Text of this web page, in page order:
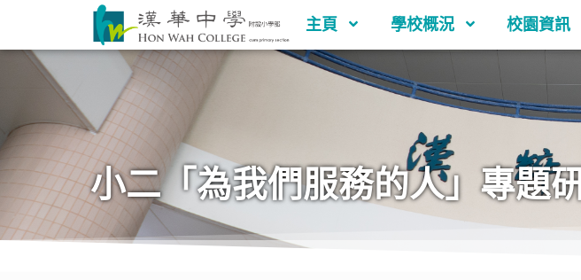
主頁 學校概況 校園資訊
小二「為我們服務的人」專題